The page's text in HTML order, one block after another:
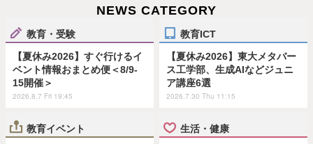
NEWS CATEGORY
教育・受験
【夏休み2026】すぐ行けるイ
ベント情報おまとめ便＜8/9-
15開催＞
2026.8.7 Fri 19:45
教育ICT
【夏休み2026】東大メタバー
ス工学部、生成AIなどジュニ
ア講座6選
2026.7.30 Thu 11:15
教育イベント 生活・健康